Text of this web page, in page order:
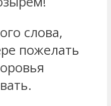
слова,
пожелать